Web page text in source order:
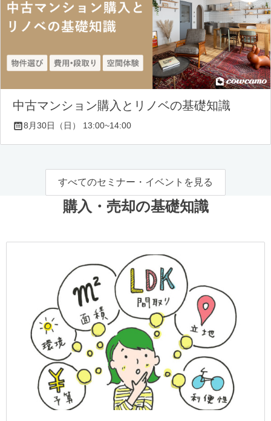
中古マンション購入とリノベの基礎知識
8月30日（日） 13:00~14:00
すべてのセミナー・イベントを見る
購入・売却の基礎知識